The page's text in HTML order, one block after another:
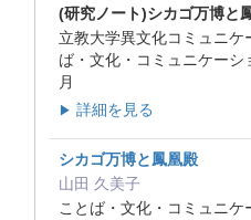
(研究ノート)シカゴ万博と
立教大学異文化コミュニケ
ば・文化・コミュニケー
月
▶ 詳細を見る
シカゴ万博と鳳凰殿
山田 久美子
ことば・文化・コミュニ